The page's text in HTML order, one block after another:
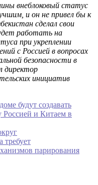
внеблоковый статус
и он не привел бы к
сделал свои
работать на
при укреплении
с Россией в вопросах
безопасности в
директор
инициатив
будут создавать
Россией и Китаем в
требует
парирования